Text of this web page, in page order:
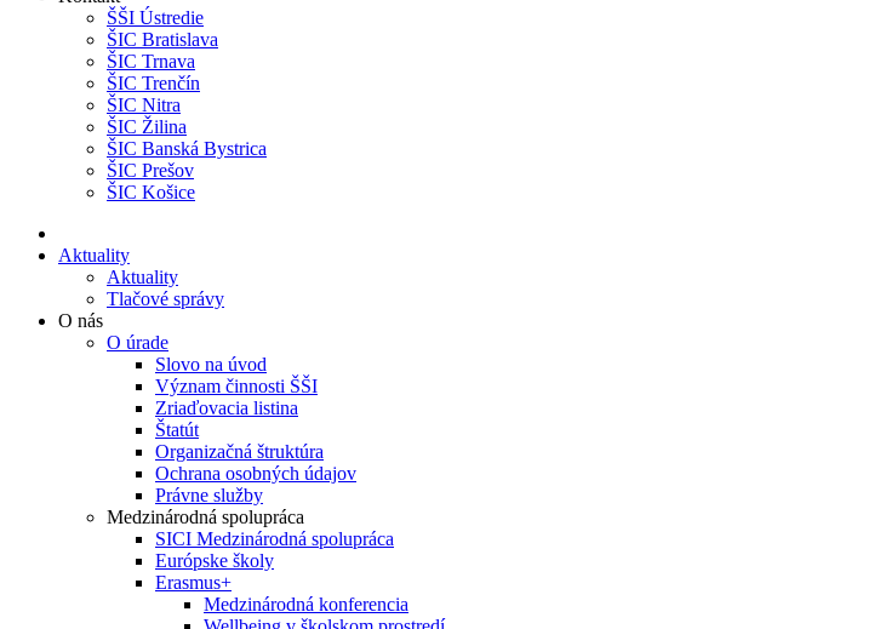
ŠŠI Ústredie
ŠIC Bratislava
ŠIC Trnava
ŠIC Trenčín
ŠIC Nitra
ŠIC Žilina
ŠIC Banská Bystrica
ŠIC Prešov
ŠIC Košice
Aktuality
Aktuality
Tlačové správy
O nás
O úrade
Slovo na úvod
Význam činnosti ŠŠI
Zriaďovacia listina
Štatút
Organizačná štruktúra
Ochrana osobných údajov
Právne služby
Medzinárodná spolupráca
SICI Medzinárodná spolupráca
Európske školy
Erasmus+
Medzinárodná konferencia